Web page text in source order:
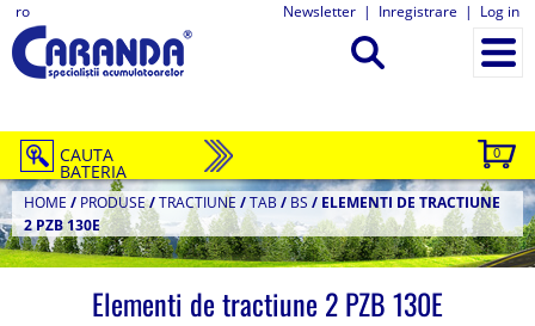
ro Newsletter | Inregistrare | Log in
0
CAUTA
BATERIA
HOME / PRODUSE/TRACTIUNE /TAB / BS / ELEMENTI DE TRACTIUNE
2 PZB 130E
Elementi de tractiune 2 PZB 130E